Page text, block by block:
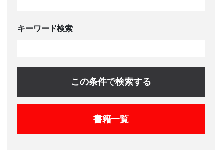
キーワード検索
この条件で検索する
書籍一覧